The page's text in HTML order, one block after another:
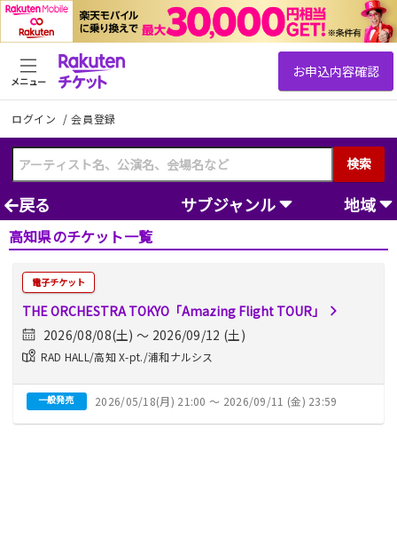
ログイン /会員登録
検索
メニュー
戻る サブジャンル 地域
高知県のチケット一覧
電子チケット
THE ORCHESTRA TOKYO「Amazing Flight TOUR」
2026/08/08(土) 〜 2026/09/12 (土)
RAD HALL/高知 X-pt./浦和ナルシス
一般発売 2026/05/18(月) 21:00 〜 2026/09/11 (金) 23:59